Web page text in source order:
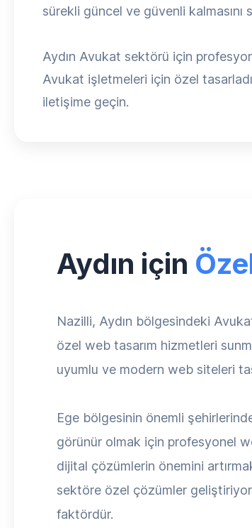
sürekli güncel ve güvenli kalmasını
Aydın Avukat sektörü için
Avukat işletmeleri için özel
iletişime geçin.
Aydın için
Nazilli, Aydın bölgesindeki
özel web tasarım hizmetleri
uyumlu ve modern web siteleri
Ege bölgesinin önemli
görünür olmak için profesyonel
dijital çözümlerin önemini
sektöre özel çözümler
faktördür.